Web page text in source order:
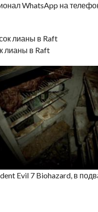
WhatsApp на
лианы в Raft
Evil 7 Biohazard, в